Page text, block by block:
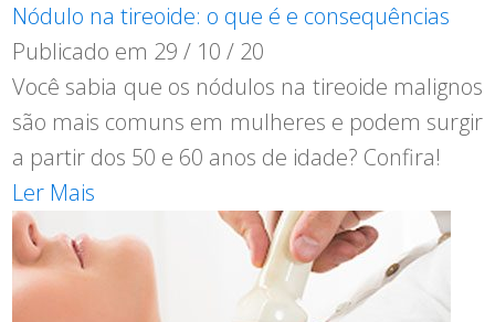
Nódulo na tireoide: o que é e consequências
Publicado em 29 / 10 / 20
Você sabia que os nódulos na tireoide malignos
são mais comuns em mulheres e podem surgir
a partir dos 50 e 60 anos de idade? Confira!
Ler Mais